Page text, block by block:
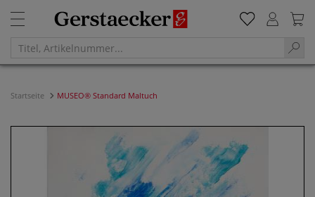
Startseite MUSEO® Standard Maltuch